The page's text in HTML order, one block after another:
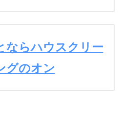
ならハウスクリー
グのオン